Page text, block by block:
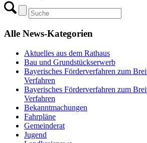
Alle News-Kategorien
Aktuelles aus dem Rathaus
Bau und Grundstückserwerb
Bayerisches Förderverfahren zum
Verfahren
Bayerisches Förderverfahren zum
Verfahren
Bekanntmachungen
Fahrpläne
Gemeinderat
Jugend